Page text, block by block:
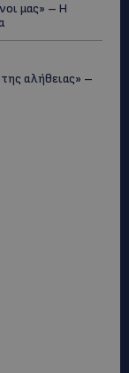
μας» – Η
αλήθειας» –